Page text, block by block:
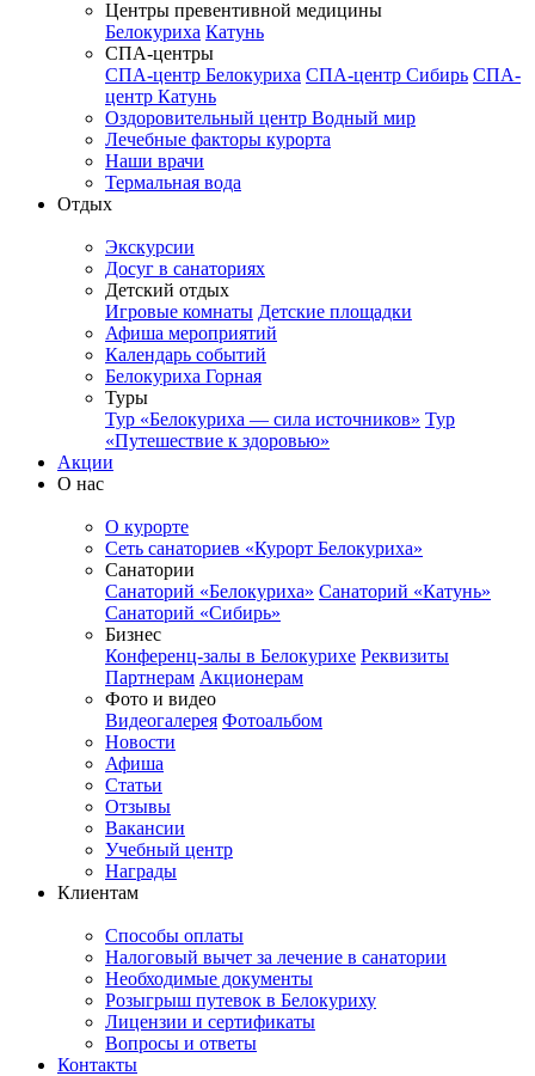
Центры превентивной медицины
Белокуриха Катунь
СПА-центры
СПА-центр Белокуриха СПА-центр Сибирь СПА-
центр Катунь
Оздоровительный центр Водный мир
Лечебные факторы курорта
Наши врачи
Термальная вода
Отдых
Экскурсии
Досуг в санаториях
Детский отдых
Игровые комнаты Детские площадки
Афиша мероприятий
Календарь событий
Белокуриха Горная
Туры
Тур «Белокуриха — сила источников» Тур
«Путешествие к здоровью»
Акции
О нас
О курорте
Сеть санаториев «Курорт Белокуриха»
Санатории
Санаторий «Белокуриха» Санаторий «Катунь»
Санаторий «Сибирь»
Бизнес
Конференц-залы в Белокурихе Реквизиты
Партнерам Акционерам
Фото и видео
Видеогалерея Фотоальбом
Новости
Афиша
Статьи
Отзывы
Вакансии
Учебный центр
Награды
Клиентам
Способы оплаты
Налоговый вычет за лечение в санатории
Необходимые документы
Розыгрыш путевок в Белокуриху
Лицензии и сертификаты
Вопросы и ответы
Контакты